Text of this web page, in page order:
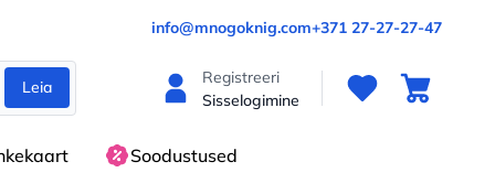
info@mnogoknig.com+371 27-27-27-47
Leia
Registreeri
Sisselogimine
Soodustused